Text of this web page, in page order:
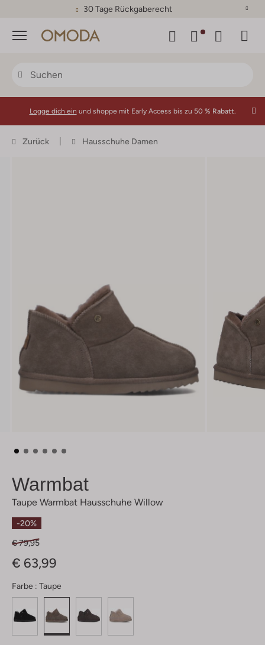
30 Tage Rückgaberecht
Menü
Logge dich ein und shoppe mit Early Access bis zu 50 % Rabatt.
Zurück Hausschuhe Damen
Warmbat
Taupe Warmbat Hausschuhe Willow
-20%
€ 79,95
€ 63,99
Farbe : Taupe